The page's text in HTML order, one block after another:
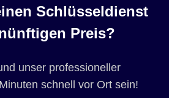
Schlüsseldienst
Preis?
unser professioneller
schnell vor Ort sein!